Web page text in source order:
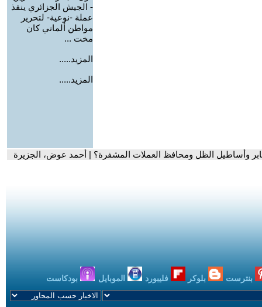
- الجيش الجزائري ينفذ
عملة -نوعية- لتحرير
مواطن ألماني كان
مخت ...
المزيد.....
المزيد.....
وأساطيل الظل ومحافظ العملات المشفرة؟ | أحمد عوض، الجزيرة
بنترست بلوكر فليبورد الموبايل بودكاست